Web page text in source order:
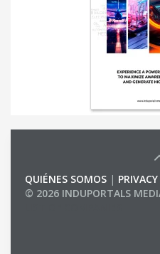
QUIÉNES SOMOS |
© 2026 INDUPORTALS